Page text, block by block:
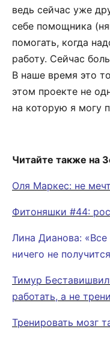
ведь сейчас уже
себе помощника
помогать, когда
работу. Сейчас
В наше время это
этом проекте не
на которую я могу
Читайте также на
Оля Маркес: не
Фитоняшки #44:
Лина Дианова:
ничего не
Тимур
работать, а не
Тренировать мозг